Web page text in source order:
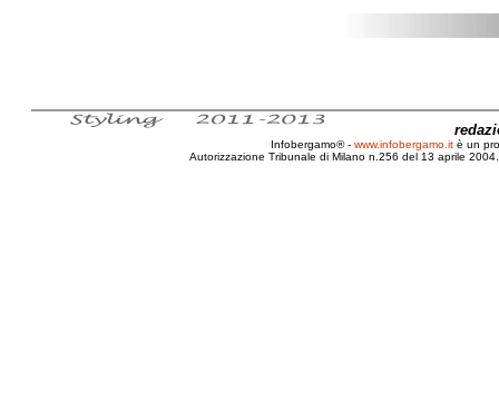
Infobergamo® - www.infobergamo.it è un
Autorizzazione Tribunale di Milano n.256 del 13 aprile